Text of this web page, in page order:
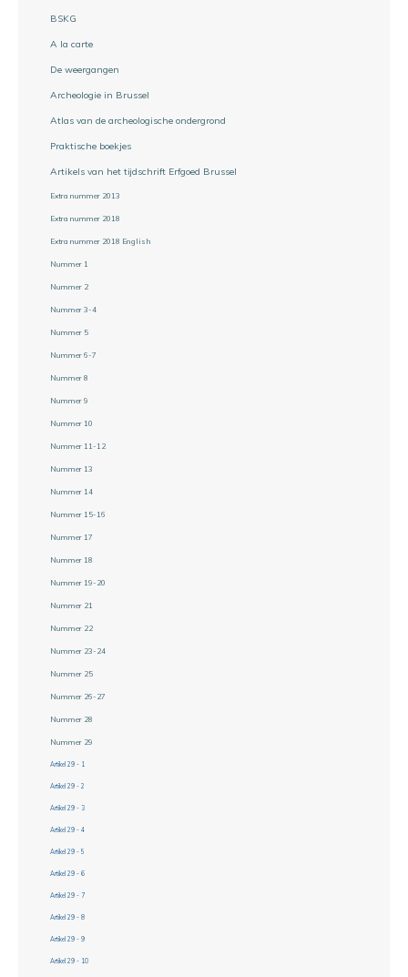
BSKG
A la carte
De weergangen
Archeologie in Brussel
Atlas van de archeologische ondergrond
Praktische boekjes
Artikels van het tijdschrift Erfgoed Brussel
Extra nummer 2013
Extra nummer 2018
Extra nummer 2018 English
Nummer 1
Nummer 2
Nummer 3-4
Nummer 5
Nummer 6-7
Nummer 8
Nummer 9
Nummer 10
Nummer 11-12
Nummer 13
Nummer 14
Nummer 15-16
Nummer 17
Nummer 18
Nummer 19-20
Nummer 21
Nummer 22
Nummer 23-24
Nummer 25
Nummer 26-27
Nummer 28
Nummer 29
Artikel 29 - 1
Artikel 29 - 2
Artikel 29 - 3
Artikel 29 - 4
Artikel 29 - 5
Artikel 29 - 6
Artikel 29 - 7
Artikel 29 - 8
Artikel 29 - 9
Artikel 29 - 10